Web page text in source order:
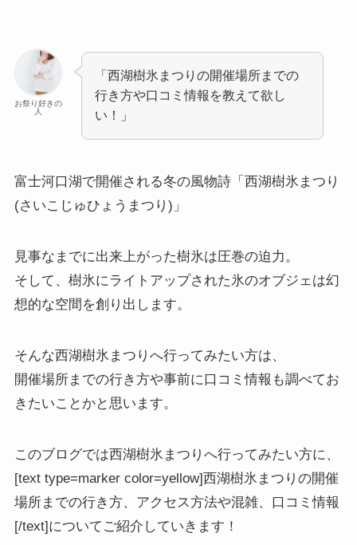
お祭り好きの
人
「西湖樹氷まつりの開催場所までの
行き方や口コミ情報を教えて欲し
い！」
富士河口湖で開催される冬の風物詩「西湖樹氷まつり
(さいこじゅひょうまつり)」
見事なまでに出来上がった樹氷は圧巻の迫力。
そして、樹氷にライトアップされた氷のオブジェは幻
想的な空間を創り出します。
そんな西湖樹氷まつりへ行ってみたい方は、
開催場所までの行き方や事前に口コミ情報も調べてお
きたいことかと思います。
このブログでは西湖樹氷まつりへ行ってみたい方に、
[text type=marker color=yellow]西湖樹氷まつりの開催
場所までの行き方、アクセス方法や混雑、口コミ情報
[/text]についてご紹介していきます！